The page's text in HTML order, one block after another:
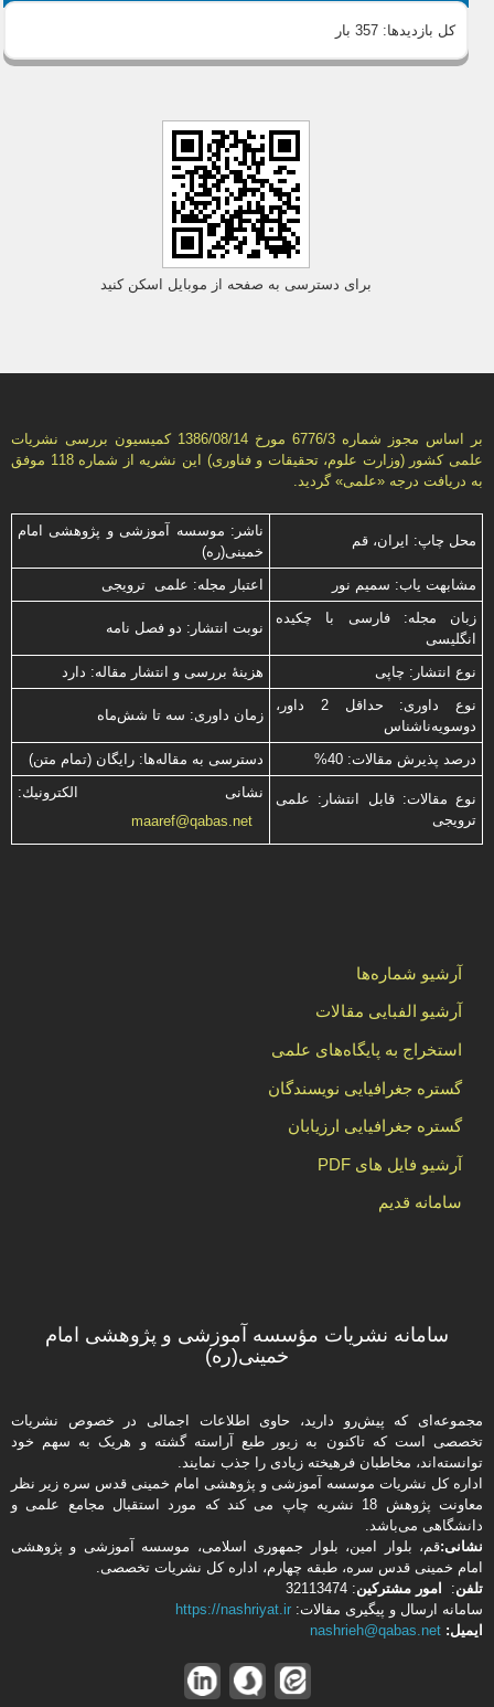
کل بازدیدها:357 بار
برای دسترسی به صفحه از موبایل اسکن کنید
بر اساس مجوز شماره 6776/3 مورخ 1386/08/14 كمیسیون بررسى نشریات
علمى كشور (وزارت علوم، تحقیقات و فناورى) این نشریه از شماره 118 موفق
به دریافت درجه «علمى» گردید.
محل چاپ: ایران، قم
ناشر: موسسه آموزشی و پژوهشی امام
خمینی(ره)
مشابهت ياب: سميم نور
اعتبار مجله: علمی ترویجی
زبان مجله: فارسی با چكیده
انگلیسی
نوبت انتشار: دو فصل نامه
نوع انتشار: چاپی
هزینۀ بررسی و انتشار مقاله: دارد
نوع داوری: حداقل 2 داور،
دوسویه‌ناشناس
زمان داوری: سه تا شش‌ماه
درصد پذیرش مقالات: 40% دسترسی به مقاله‌ها: رایگان (تمام متن)
نوع مقالات: قابل انتشار: علمی
ترویجی
نشانی الكترونیك:
maaref@qabas.net
آرشیو شماره‌ها
آرشیو الفبایی مقالات
استخراج به پایگاه‌های علمی
گستره جغرافیایی نویسندگان
گستره جغرافیایی ارزیابان
آرشیو فایل های PDF
سامانه قدیم
سامانه نشریات مؤسسه آموزشی و پژوهشی امام
خمینی(ره)
مجموعه‌ای که پیش‌رو دارید،‌ حاوی اطلاعات اجمالی در خصوص نشریات
تخصصی است که تاکنون به زیور طبع آراسته گشته و هریک به سهم خود
توانسته‌اند، مخاطبان فرهیخته‌ زیادی را جذب نمایند.
اداره كل نشریات موسسه آموزشی و پژوهشی امام خمینی قدس سره زیر نظر
معاونت پژوهش 18 نشریه چاپ می کند که مورد استقبال مجامع علمی و
دانشگاهی می‌باشد.
نشانی:قم، بلوار امین، بلوار جمهوری اسلامی، موسسه آموزشی و پژوهشی
امام خمینی قدس سره، طبقه چهارم، اداره كل نشریات تخصصی.
تلفن: امور مشتركین: 32113474
سامانه ارسال و پیگیری مقالات: https://nashriyat.ir
ایمیل: nashrieh@qabas.net